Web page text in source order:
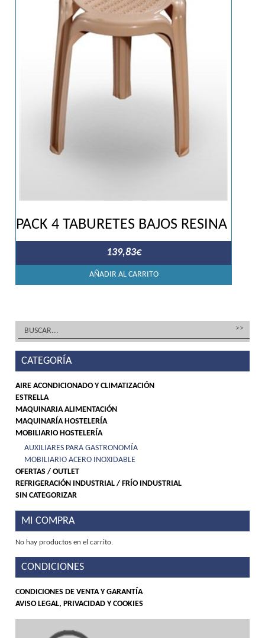
PACK 4 TABURETES BAJOS RESINA
139,83€
AÑADIR AL CARRITO
CATEGORÍA
AIRE ACONDICIONADO Y CLIMATIZACIÓN
ESTRELLA
MAQUINARIA ALIMENTACIÓN
MAQUINARÍA HOSTELERÍA
MOBILIARIO HOSTELERÍA
AUXILIARES PARA GASTRONOMÍA
MOBILIARIO ACERO INOXIDABLE
OFERTAS / OUTLET
REFRIGERACIÓN INDUSTRIAL / FRÍO INDUSTRIAL
SIN CATEGORIZAR
MI COMPRA
No hay productos en el carrito.
CONDICIONES
CONDICIONES DE VENTA Y GARANTÍA
AVISO LEGAL, PRIVACIDAD Y COOKIES